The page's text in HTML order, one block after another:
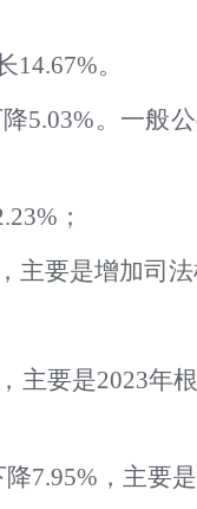
。
5.03%。一般
；
主要是增加司法
主要是2023年
7.95%，主要